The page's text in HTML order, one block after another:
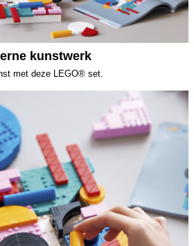
kunstwerk
met deze LEGO® set.